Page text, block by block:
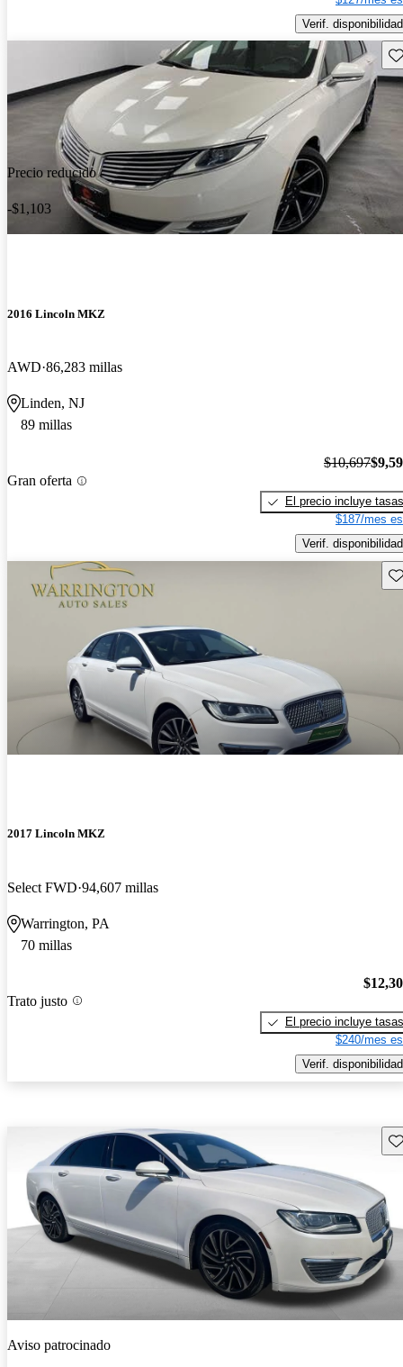
Verif. disponibilidad
Precio reducido
-$1,103
2016 Lincoln MKZ
AWD 86,283 millas
Linden, NJ
89 millas
Gran oferta
$10,697
El precio incluye tasas
$187/mes
Verif. disponibilidad
2017 Lincoln MKZ
Select FWD 94,607 millas
Warrington, PA
70 millas
Trato justo
El precio incluye tasas
$240/mes
Verif. disponibilidad
Aviso patrocinado